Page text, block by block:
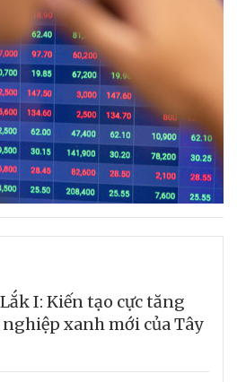
I: Kiến tạo cực tăng
xanh mới của Tây